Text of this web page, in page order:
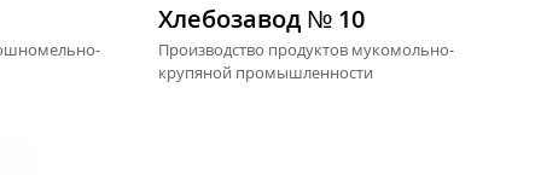
Хлебозавод № 10
Производство продуктов мукомольно-
крупяной промышленности